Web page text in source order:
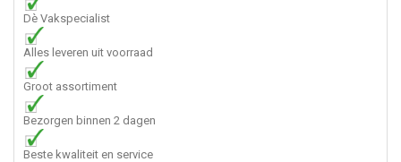
Dè Vakspecialist
Alles leveren uit voorraad
Groot assortiment
Bezorgen binnen 2 dagen
Beste kwaliteit en service